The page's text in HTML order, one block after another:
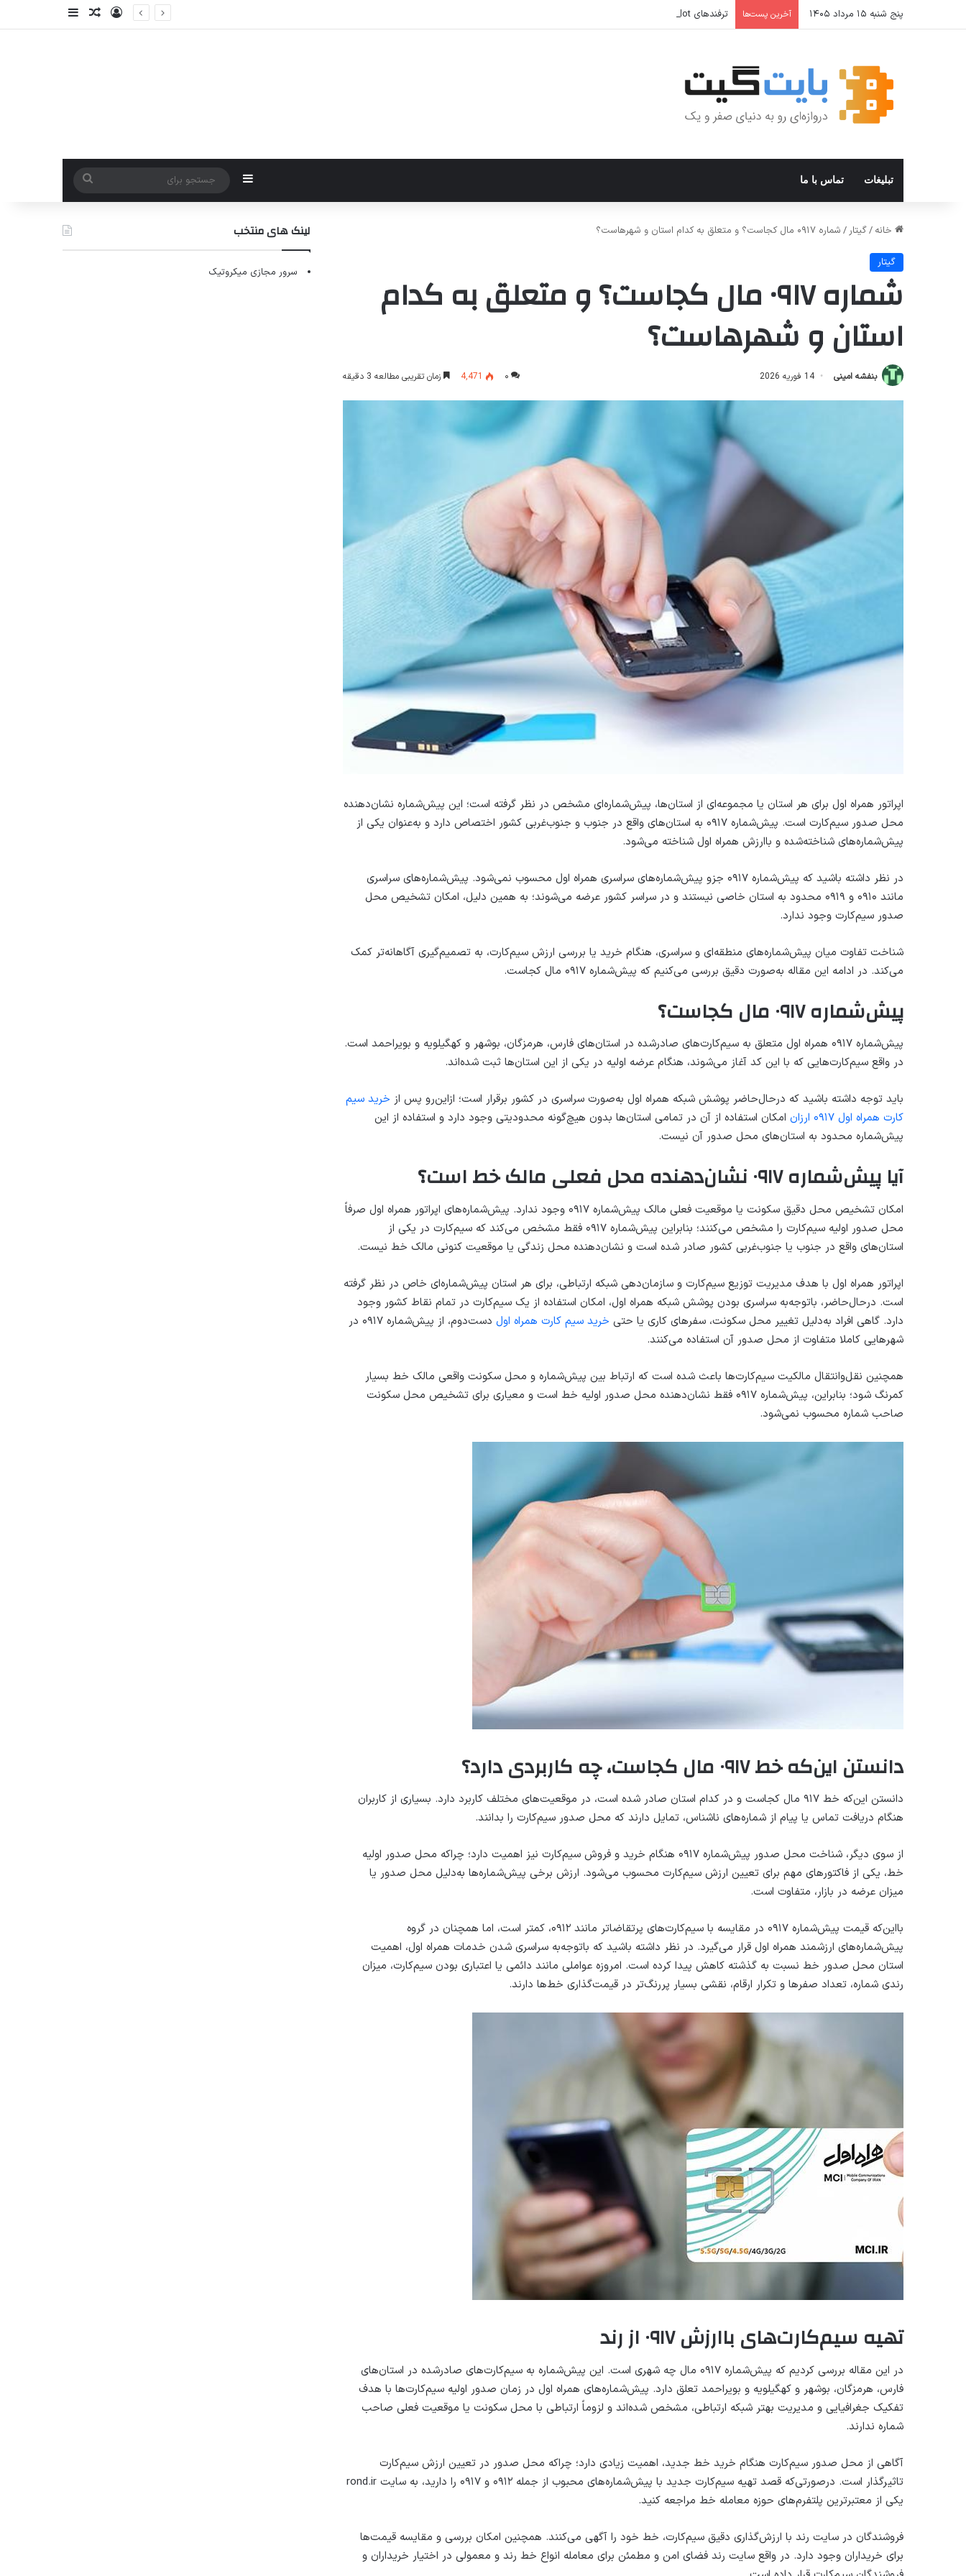
پنج شنبه ۱۵ مرداد ۱۴۰۵ آخرین پست‌ها ترفندهای Copilot برای کار و افزایش بهره‌وری ورودنوشته تصادفی
سایدبار
تبلیغات تماس با ما سایدبار
جستجو
برای
خانه /گیتار / شماره ۰۹۱۷ مال کجاست؟ و متعلق به کدام استان و شهرهاست؟
گیتار
شماره ۰۹۱۷ مال کجاست؟ و متعلق به کدام
استان و شهرهاست؟
بنفشه امینی 14 فوریه 2026 ۰ 4,471 زمان تقریبی مطالعه 3 دقیقه
اپراتور همراه اول برای هر استان یا مجموعه‌ای از استان‌ها، پیش‌شماره‌‌ای مشخص در نظر گرفته است؛ این پیش‌شماره‌ نشان‌دهنده
محل صدور سیم‌کارت است. پیش‌شماره‌ ۰۹۱۷ به استان‌های واقع در جنوب و جنوب‌غربی کشور اختصاص دارد و‌ به‌عنوان یکی از
پیش‌شماره‌های شناخته‌شده و باارزش همراه اول شناخته می‌شود.
در نظر داشته باشید که پیش‌شماره ۰۹۱۷ جزو پیش‌شماره‌های سراسری همراه اول محسوب نمی‌شود. پیش‌شماره‌های سراسری
مانند ۰۹۱۰ و ۰۹۱۹ محدود به استان خاصی نیستند و در سراسر کشور عرضه می‌شوند؛ به همین دلیل، امکان تشخیص محل
صدور سیم‌کارت وجود ندارد.
شناخت تفاوت میان پیش‌شماره‌های منطقه‌ای و سراسری، هنگام خرید یا بررسی ارزش سیم‌کارت، به تصمیم‌گیری آگاهانه‌تر کمک
می‌کند. در ادامه این مقاله به‌صورت دقیق بررسی می‌کنیم که پیش‌شماره ۰۹۱۷ مال کجاست.
پیش‌شماره ۰۹۱۷ مال کجاست؟
پیش‌شماره ۰۹۱۷ همراه اول متعلق به سیم‌کارت‌های صادرشده در استان‌های فارس، هرمزگان، بوشهر و کهگیلویه و بویراحمد است.
در واقع سیم‌کارت‌هایی که با این کد آغاز می‌شوند، هنگام عرضه اولیه در یکی از این استان‌ها ثبت شده‌اند.
باید توجه داشته باشید که درحال‌حاضر پوشش شبکه همراه اول به‌صورت سراسری در کشور برقرار است؛ ازاین‌رو پس از خرید سیم
کارت همراه اول ۰۹۱۷ ارزان
امکان استفاده از آن در تمامی استان‌ها بدون هیچ‌گونه محدودیتی وجود دارد و استفاده از این
پیش‌شماره محدود به استان‌های محل صدور آن نیست.
آیا پیش‌شماره ۰۹۱۷ نشان‌دهنده محل فعلی مالک خط است؟
امکان تشخیص محل دقیق سکونت یا موقعیت فعلی مالک پیش‌شماره ۰۹۱۷ وجود ندارد. پیش‌شماره‌های اپراتور همراه اول صرفاً
محل صدور اولیه سیم‌کارت را مشخص می‌کنند؛ بنابراین پیش‌شماره ۰۹۱۷ فقط مشخص می‌کند که سیم‌کارت در یکی از
استان‌های واقع در جنوب یا جنوب‌غربی کشور صادر شده است و نشان‌دهنده محل زندگی یا موقعیت کنونی مالک خط نیست.
اپراتور همراه اول با هدف مدیریت توزیع سیم‌کارت و سازمان‌دهی شبکه ارتباطی، برای هر استان پیش‌شماره‌ای خاص در نظر گرفته
است. درحال‌حاضر، با‌توجه‌به سراسری بودن پوشش شبکه همراه اول، امکان استفاده از یک سیم‌کارت در تمام نقاط کشور وجود
دارد. گاهی افراد به‌دلیل تغییر محل سکونت، سفرهای کاری یا حتی خرید سیم کارت همراه اول
دست‌دوم، از پیش‌شماره ۰۹۱۷ در
شهرهایی کاملا متفاوت از محل صدور آن‌ استفاده می‌کنند.
همچنین نقل‌وانتقال مالکیت سیم‌کارت‌ها باعث شده است که ارتباط بین پیش‌شماره و محل سکونت واقعی مالک خط بسیار
کمرنگ شود؛ بنابراین، پیش‌شماره ۰۹۱۷ فقط نشان‌دهنده محل صدور اولیه خط است و معیاری برای تشخیص محل سکونت
صاحب شماره محسوب نمی‌شود.
دانستن این‌که خط ۰۹۱۷ مال کجاست، چه کاربردی دارد؟
دانستن این‌که خط ۹۱۷ مال کجاست و در کدام استان صادر شده است، در موقعیت‌های مختلف کاربرد دارد. بسیاری از کاربران
هنگام دریافت تماس یا پیام از شماره‌های ناشناس، تمایل دارند که محل صدور سیم‌کارت را بدانند.
از سوی دیگر، شناخت محل صدور پیش‌شماره ۰۹۱۷ هنگام خرید و فروش سیم‌کارت نیز اهمیت دارد؛ چراکه محل صدور اولیه
خط، یکی از فاکتورهای مهم برای تعیین ارزش سیم‌کارت محسوب می‌شود. ارزش برخی پیش‌شماره‌ها به‌دلیل محل صدور یا
میزان عرضه در بازار، متفاوت است.
بااین‌که قیمت پیش‌شماره ۰۹۱۷ در مقایسه با سیم‌کارت‌های پرتقاضاتر مانند ۰۹۱۲، کمتر است، اما همچنان در گروه
پیش‌شماره‌های ارزشمند همراه اول قرار می‌گیرد. در نظر داشته باشید که با‌توجه‌به سراسری شدن خدمات همراه اول، اهمیت
استان محل صدور خط نسبت به گذشته کاهش پیدا کرده است. امروزه عواملی مانند دائمی یا اعتباری بودن سیم‌کارت، میزان
رندی شماره، تعداد صفرها و تکرار ارقام، نقشی بسیار پررنگ‌تر در قیمت‌گذاری خط‌ها دارند.
تهیه سیم‌کارت‌های باارزش ۰۹۱۷ از رند
در این مقاله بررسی کردیم که پیش‌شماره ۰۹۱۷ مال چه شهری است. این پیش‌شماره به سیم‌کارت‌های صادرشده در استان‌های
فارس، هرمزگان، بوشهر و کهگیلویه و بویراحمد تعلق دارد. پیش‌شماره‌های همراه اول در زمان صدور اولیه سیم‌کارت‌ها با هدف
تفکیک جغرافیایی و مدیریت بهتر شبکه ارتباطی، مشخص شده‌اند و لزوماً ارتباطی با محل سکونت یا موقعیت فعلی صاحب
شماره ندارند.
آگاهی از محل صدور سیم‌کارت هنگام خرید خط جدید، اهمیت زیادی دارد؛ چراکه محل صدور در تعیین ارزش سیم‌کارت
تاثیرگذار است. درصورتی‌که قصد تهیه سیم‌کارت جدید با پیش‌شماره‌های محبوب از جمله ۰۹۱۲ و ۰۹۱۷ را دارید، به سایت rond.ir
یکی از معتبرترین پلتفرم‌های حوزه معامله خط مراجعه کنید.
فروشندگان در سایت رند با ارزش‌گذاری دقیق سیم‌کارت، خط خود را آگهی می‌کنند. همچنین امکان بررسی و مقایسه قیمت‌ها
برای خریداران وجود دارد. در واقع سایت رند فضای امن و مطمئن برای معامله انواع خط رند و معمولی در اختیار خریداران و
لینک های منتخب
سرور مجازی میکروتیک